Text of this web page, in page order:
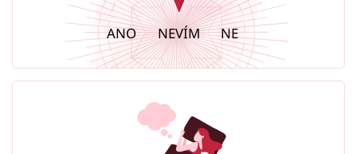
ANO NEVÍM NE